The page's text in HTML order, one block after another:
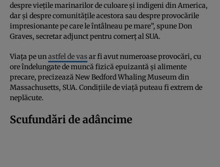
despre viețile marinarilor de culoare și indigeni din America,
dar și despre comunitățile acestora sau despre provocările
impresionante pe care le întâlneau pe mare”, spune Don
Graves, secretar adjunct pentru comerț al SUA.
Viața pe unastfel de vas ar fi avut numeroase provocări, cu
ore îndelungate de muncă fizică epuizantă și alimente
precare, precizează New Bedford Whaling Museum din
Massachusetts, SUA. Condițiile de viață puteau fi extrem de
neplăcute.
Scufundări de adâncime